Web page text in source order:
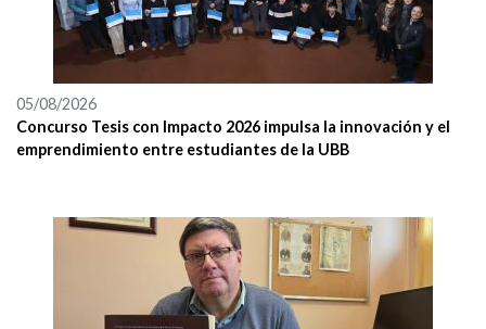
05/08/2026
Concurso Tesis con Impacto 2026 impulsa la innovación y el
emprendimiento entre estudiantes de la UBB